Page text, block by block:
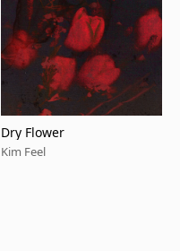
Dry Flower
Kim Feel